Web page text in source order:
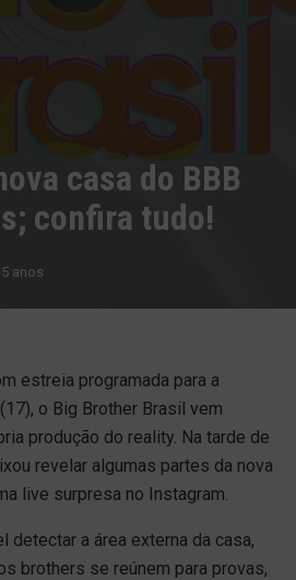
casa do BBB
confira tudo!
anos
estreia programada para a
o Big Brother Brasil vem
produção do reality. Na tarde de
revelar algumas partes da nova
live surpresa no Instagram.
detectar a área externa da casa,
brothers se reúnem para provas,